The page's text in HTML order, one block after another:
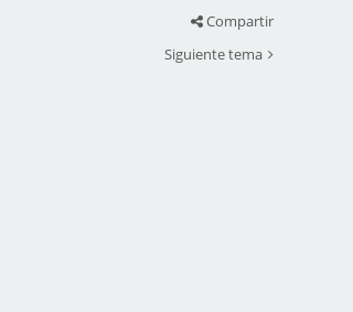
Compartir
Siguiente tema